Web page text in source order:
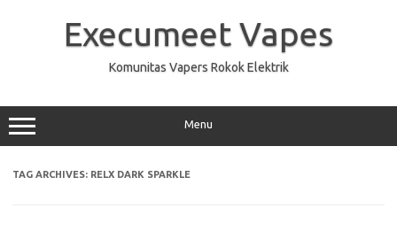
Execumeet Vapes
Komunitas Vapers Rokok Elektrik
Menu
TAG ARCHIVES: RELX DARK SPARKLE